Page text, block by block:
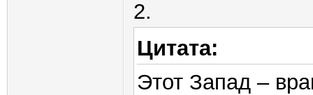
2.
Цитата:
Этот Запад –